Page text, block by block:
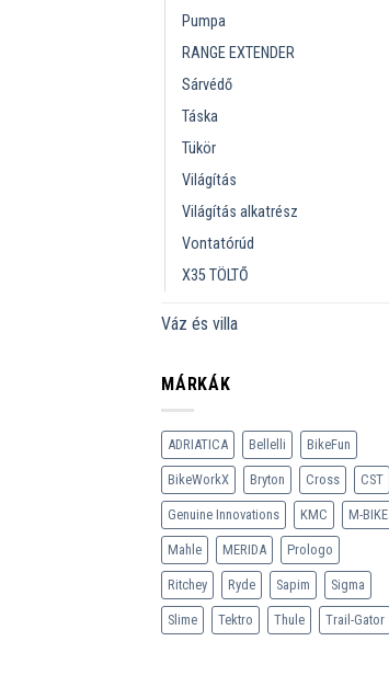
Pumpa
RANGE EXTENDER
Sárvédő
Táska
Tükör
Világítás
Világítás alkatrész
Vontatórúd
X35 TÖLTŐ
Váz és villa
MÁRKÁK
ADRIATICA Bellelli BikeFun
BikeWorkX Bryton Cross CST
Genuine Innovations KMC M-BIKE
Mahle MERIDA Prologo
Ritchey Ryde Sapim Sigma
Slime Tektro Thule Trail-Gator